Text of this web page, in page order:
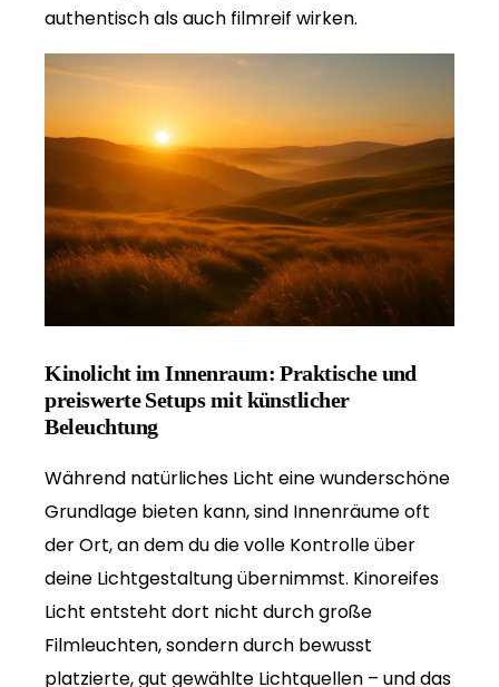
authentisch als auch filmreif wirken.
Kinolicht im Innenraum: Praktische und
preiswerte Setups mit künstlicher
Beleuchtung
Während natürliches Licht eine wunderschöne
Grundlage bieten kann, sind Innenräume oft
der Ort, an dem du die volle Kontrolle über
deine Lichtgestaltung übernimmst. Kinoreifes
Licht entsteht dort nicht durch große
Filmleuchten, sondern durch bewusst
platzierte, gut gewählte Lichtquellen – und das